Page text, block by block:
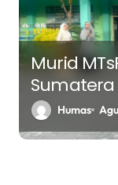
Murid
Nasional
Jakarta
Humas